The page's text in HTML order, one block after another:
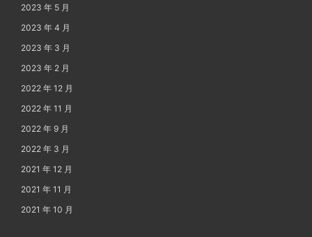
2023 年 5 月
2023 年 4 月
2023 年 3 月
2023 年 2 月
2022 年 12 月
2022 年 11 月
2022 年 9 月
2022 年 3 月
2021 年 12 月
2021 年 11 月
2021 年 10 月